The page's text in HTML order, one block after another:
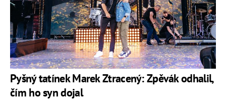
Pyšný tatínek Marek Ztracený: Zpěvák odhalil,
čím ho syn dojal